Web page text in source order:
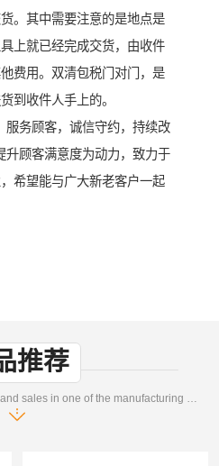
。其中需要注意的是地点是
上就已经完成交货，由收件
费用。双清包税门对门，是
到收件人手上的。
服务顾客，诚信守约，持续改
升顾客满意度为动力，致力于
希望能与广大新老客户一起
推荐
Development, design, production and sales in one of the manufacturing enterprises